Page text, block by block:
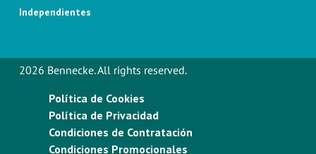
Independientes
2026 Bennecke. All rights reserved.
Política de Cookies
Política de Privacidad
Condiciones de Contratación
Condiciones Promocionales